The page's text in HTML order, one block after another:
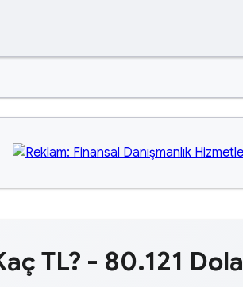
TL? - 80.121